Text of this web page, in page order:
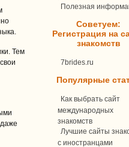
Тем
Полезная
Советуем:
Регистрация на
знакомств
7brides.ru
Популярные
Как выбрать сайт
международных
знакомств
Лучшие сайты
с иностранцами